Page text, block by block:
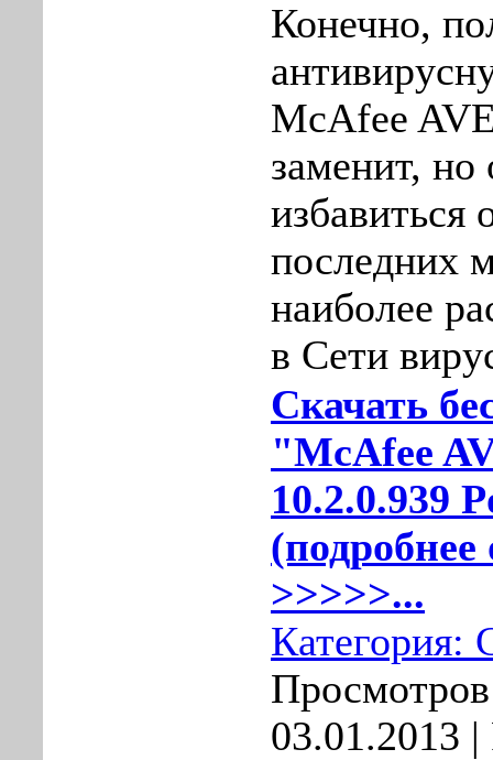
Конечно,
McAfee
заменит,
избавиться
последних
наиболее
в Сети
Скачать
"McAfee
10.2.0.939
(подробнее
>>>>>...
Категория:
03.01.2013 |